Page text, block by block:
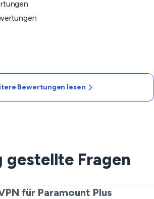
Bewertungen lesen
gestellte Fragen
für Paramount Plus